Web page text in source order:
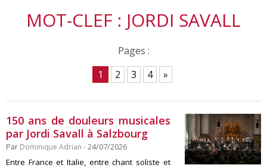
MOT-CLEF : JORDI SAVALL
Pages :
1
2 3 4 »
150 ans de douleurs musicales
par Jordi Savall à Salzbourg
Par Dominique Adrian - 24/07/2026
Entre France et Italie, entre chant soliste et